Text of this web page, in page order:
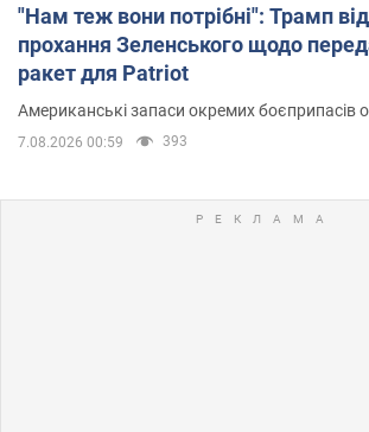
"Нам теж вони потрібні": Трамп
прохання Зеленського щодо
ракет для Patriot
Американські запаси окремих боєприпасів
7.08.2026 00:59 393